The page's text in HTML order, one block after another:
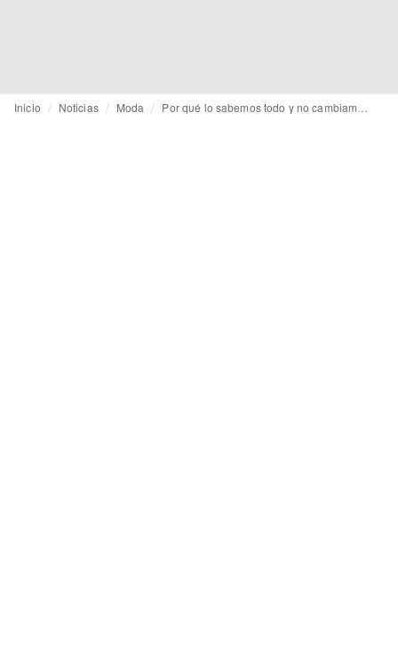
Inicio Noticias Moda